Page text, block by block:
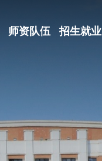
师资队伍 招生就业